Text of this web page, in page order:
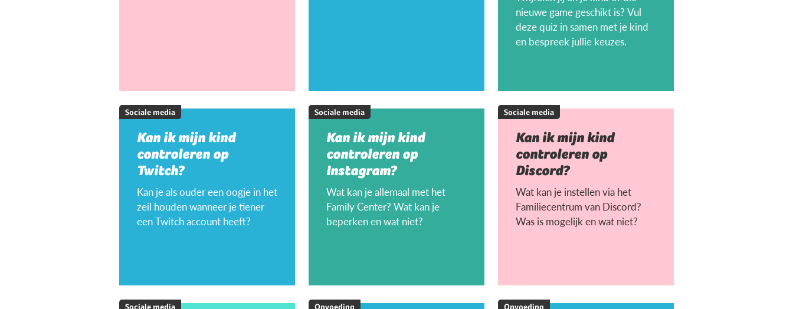
nieuwe game geschikt is? Vul
deze quiz in samen met je kind
en bespreek jullie keuzes.
Sociale media
Kan ik mijn kind
controleren op
Twitch?
Kan je als ouder een oogje in het
zeil houden wanneer je tiener
een Twitch account heeft?
Sociale media
Kan ik mijn kind
controleren op
Instagram?
Wat kan je allemaal met het
Family Center? Wat kan je
beperken en wat niet?
Sociale media
Kan ik mijn kind
controleren op
Discord?
Wat kan je instellen via het
Familiecentrum van Discord?
Was is mogelijk en wat niet?
Sociale media Opvoeding Opvoeding